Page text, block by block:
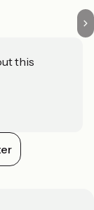
this